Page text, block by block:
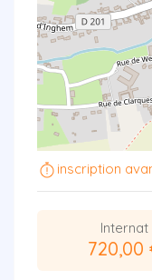
inscription
Internat
720,00